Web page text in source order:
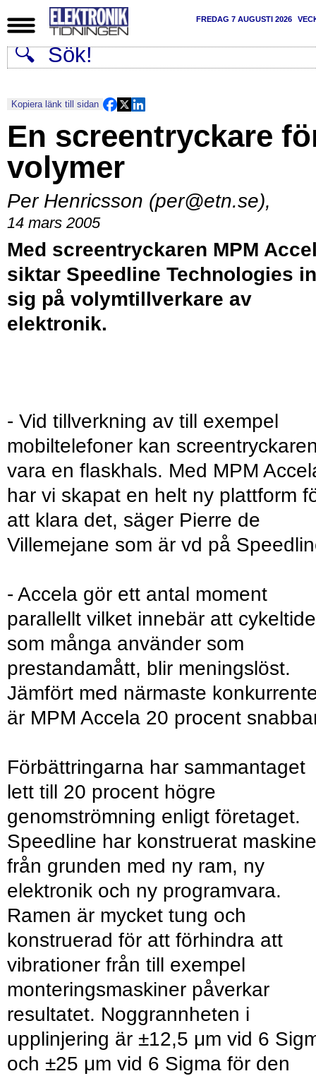
FREDAG 7 AUGUSTI 2026
Kopiera länk till sidan
En screentryckare
volymer
Per Henricsson (per@etn.se),
14 mars 2005
Med screentryckaren MPM
siktar Speedline Technologies in
sig på volymtillverkare av
elektronik.
- Vid tillverkning av till exempel
mobiltelefoner kan
vara en flaskhals. Med MPM
har vi skapat en helt ny plattform
att klara det, säger Pierre de
Villemejane som är vd på
- Accela gör ett antal moment
parallellt vilket innebär att
som många använder som
prestandamått, blir meningslöst.
Jämfört med närmaste
är MPM Accela 20 procent
Förbättringarna har sammantaget
lett till 20 procent högre
genomströmning enligt företaget.
Speedline har konstruerat
från grunden med ny ram, ny
elektronik och ny programvara.
Ramen är mycket tung och
konstruerad för att förhindra att
vibrationer från till exempel
monteringsmaskiner påverkar
resultatet. Noggrannheten i
upplinjering är ±12,5 μm vid 6
och ±25 μm vid 6 Sigma för den